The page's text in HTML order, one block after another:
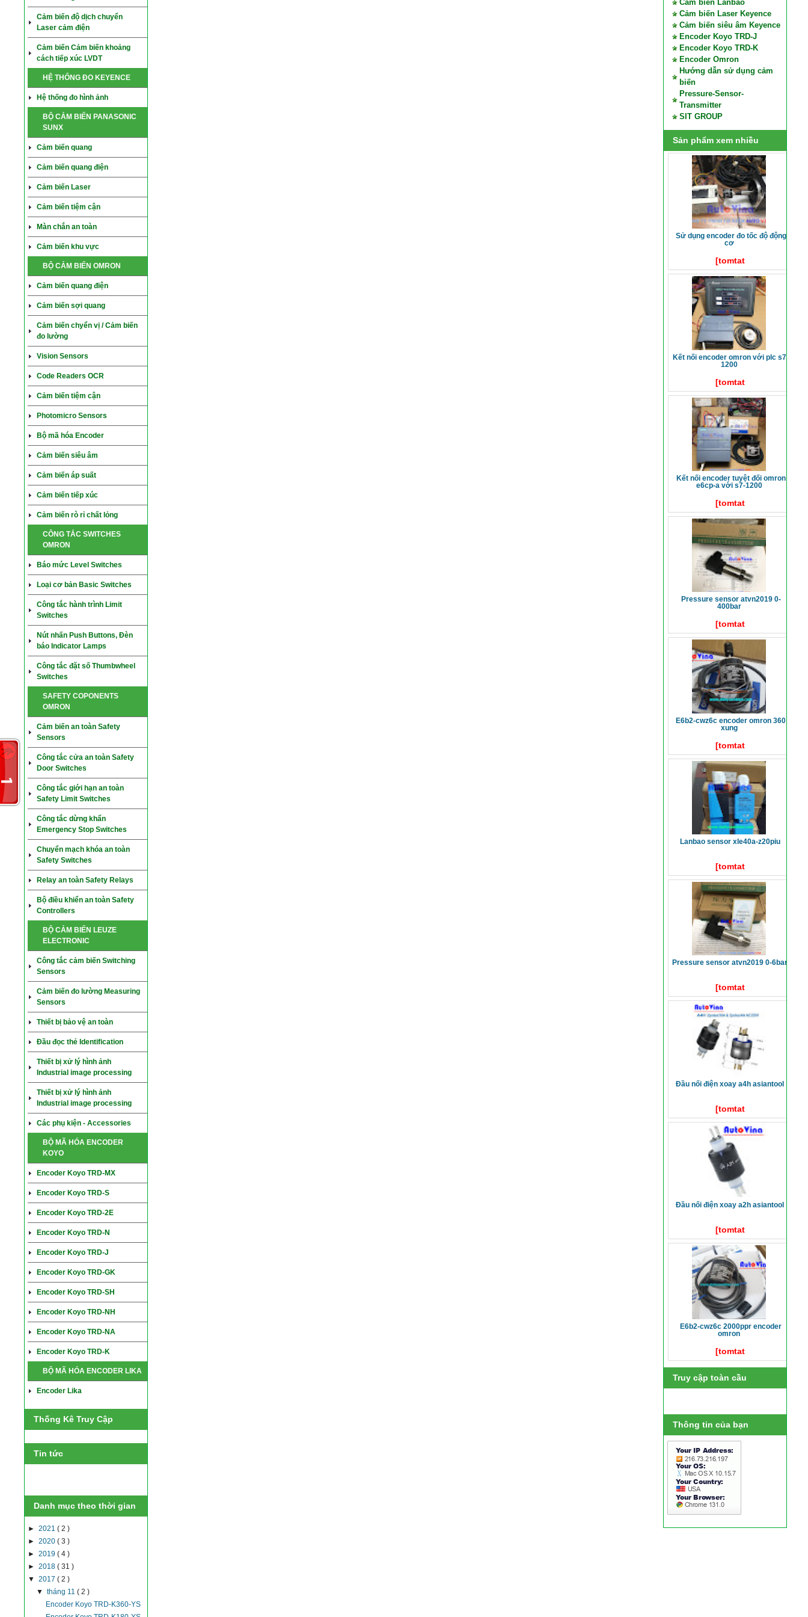
Cảm biến độ dịch chuyển
Laser cảm điện
Cảm biến Cảm biến khoảng
cách tiếp xúc LVDT
HỆ THỐNG ĐO KEYENCE
Hệ thống đo hình ảnh
BỘ CẢM BIẾN PANASONIC
SUNX
Cảm biến quang
Cảm biến quang điện
Cảm biến Laser
Cảm biến tiệm cận
Màn chắn an toàn
Cảm biến khu vực
BỘ CẢM BIẾN OMRON
Cảm biến quang điện
Cảm biến sợi quang
Cảm biến chyển vị / Cảm biến
đo lường
Vision Sensors
Code Readers OCR
Cảm biến tiệm cận
Photomicro Sensors
Bộ mã hóa Encoder
Cảm biến siêu âm
Cảm biến áp suất
Cảm biến tiếp xúc
Cảm biến rò rỉ chất lỏng
CÔNG TẮC SWITCHES
OMRON
Báo mức Level Switches
Loại cơ bản Basic Switches
Công tắc hành trình Limit
Switches
Nút nhấn Push Buttons, Đèn
báo Indicator Lamps
Công tắc đặt số Thumbwheel
Switches
SAFETY COPONENTS
OMRON
Cảm biến an toàn Safety
Sensors
Công tắc cửa an toàn Safety
Door Switches
Công tắc giới hạn an toàn
Safety Limit Switches
Công tắc dừng khẩn
Emergency Stop Switches
Chuyển mạch khóa an toàn
Safety Switches
Relay an toàn Safety Relays
Bộ điều khiển an toàn Safety
Controllers
BỘ CẢM BIẾN LEUZE
ELECTRONIC
Công tắc cảm biến Switching
Sensors
Cảm biến đo lường Measuring
Sensors
Thiết bị bảo vệ an toàn
Đầu đọc thẻ Identification
Thiết bị xử lý hình ảnh
Industrial image processing
Thiết bị xử lý hình ảnh
Industrial image processing
Các phụ kiện - Accessories
BỘ MÃ HÓA ENCODER
KOYO
Encoder Koyo TRD-MX
Encoder Koyo TRD-S
Encoder Koyo TRD-2E
Encoder Koyo TRD-N
Encoder Koyo TRD-J
Encoder Koyo TRD-GK
Encoder Koyo TRD-SH
Encoder Koyo TRD-NH
Encoder Koyo TRD-NA
Encoder Koyo TRD-K
BỘ MÃ HÓA ENCODER LIKA
Encoder Lika
Thống Kê Truy Cập
Tin tức
Danh mục theo thời gian
► 2021 ( 2 )
► 2020 ( 3 )
► 2019 ( 4 )
► 2018 ( 31 )
▼ 2017 ( 2 )
▼ tháng 11 ( 2 )
Encoder Koyo TRD-K360-YS
Cảm biến Lanbao
Cảm biến Laser Keyence
Cảm biến siêu âm Keyence
Encoder Koyo TRD-J
Encoder Koyo TRD-K
Encoder Omron
Hướng dẫn sử dụng cảm
biến
Pressure-Sensor-
Transmitter
SIT GROUP
Sản phẩm xem nhiều
sử dụng encoder đo tốc độ động
cơ
[tomtat
kết nối encoder omron với plc s7-
1200
[tomtat
kết nối encoder tuyệt đối omron
e6cp-a với s7-1200
[tomtat
pressure sensor atvn2019 0-
400bar
[tomtat
e6b2-cwz6c encoder omron 360
xung
[tomtat
lanbao sensor xle40a-z20piu
[tomtat
pressure sensor atvn2019 0-6bar
[tomtat
đầu nối điện xoay a4h asiantool
[tomtat
đầu nối điện xoay a2h asiantool
[tomtat
e6b2-cwz6c 2000ppr encoder
omron
[tomtat
Truy cập toàn cầu
Thông tin của bạn